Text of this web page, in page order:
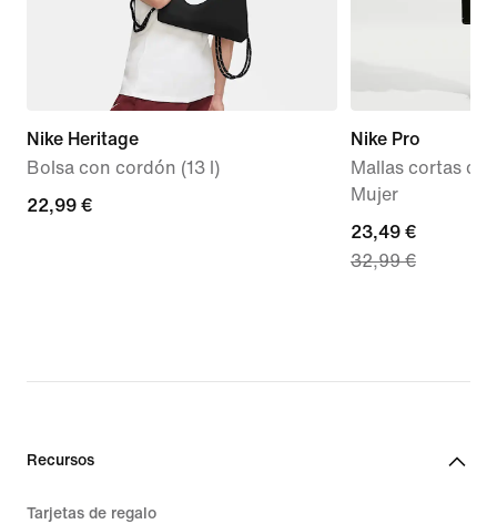
Nike Heritage
Bolsa con cordón (13 l)
22,99 €
22,99 €
Nike Pro
Mallas cortas de
Mujer
current
price
32,99 €
23,49 €
32,99 €
Recursos
Tarjetas de regalo